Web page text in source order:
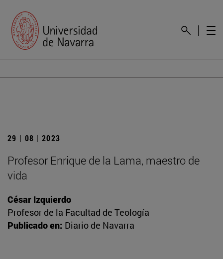
29 | 08 | 2023
Profesor Enrique de la Lama, maestro de
vida
César Izquierdo
Profesor de la Facultad de Teología
Publicado en: Diario de Navarra